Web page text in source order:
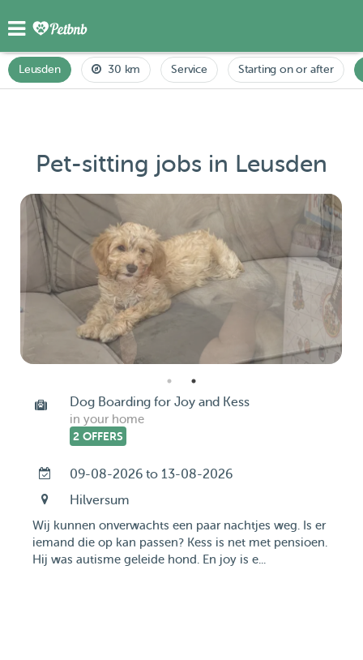
Leusden 30 km Service Starting on or after
Pet-sitting jobs in Leusden
Dog Boarding for Joy and Kess
in your home
2 OFFERS
09-08-2026 to 13-08-2026
Hilversum
Wij kunnen onverwachts een paar nachtjes weg. Is er
iemand die op kan passen? Kess is net met pensioen.
Hij was autisme geleide hond. En joy is e...